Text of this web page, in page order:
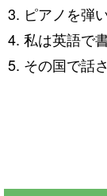
ピアノを弾
私は英語で
その国で話